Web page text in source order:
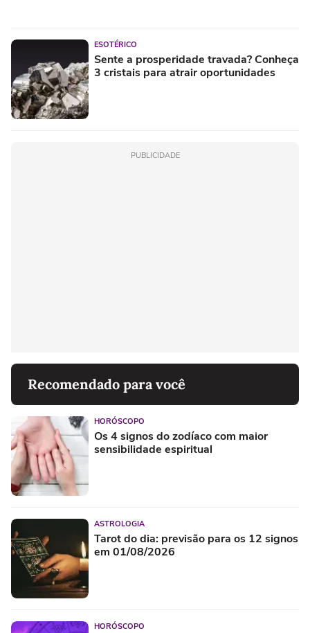
ESOTÉRICO
Sente a prosperidade travada? Conheça
3 cristais para atrair oportunidades
PUBLICIDADE
Recomendado para você
HORÓSCOPO
Os 4 signos do zodíaco com maior
sensibilidade espiritual
ASTROLOGIA
Tarot do dia: previsão para os 12 signos
em 01/08/2026
HORÓSCOPO